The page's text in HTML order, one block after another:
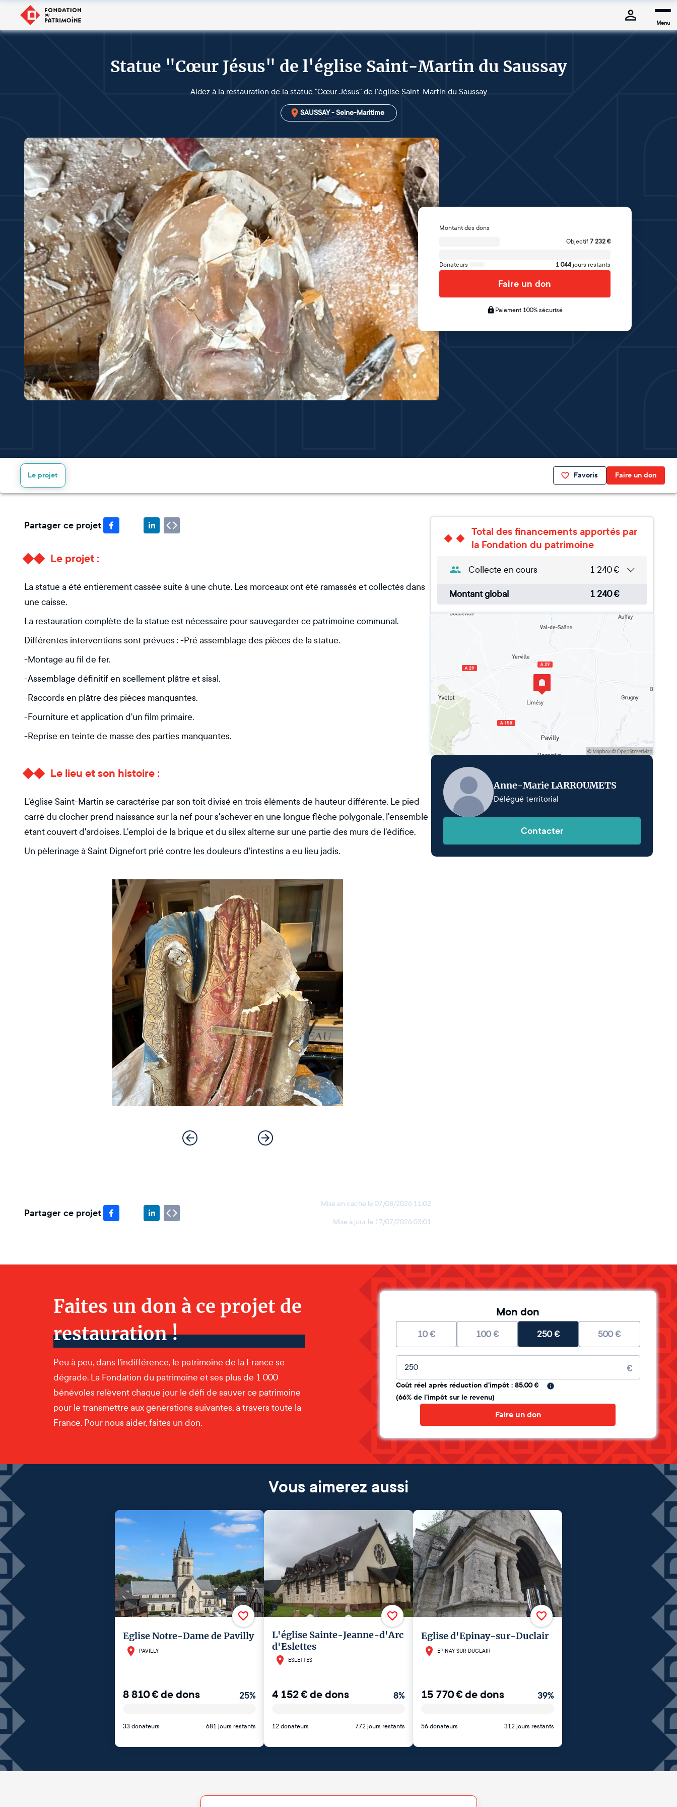
Menu
Statue "Cœur Jésus" de l'église Saint-Martin du Saussay
Aidez à la restauration de la statue "Cœur Jésus" de l'église Saint-Martin du Saussay
SAUSSAY - Seine-Maritime
Montant des dons
Objectif 7 232 €
Donateurs 1 044 jours restants
Faire un don
Paiement 100% sécurisé
Favoris Faire un don
Le projet
Partager ce projet
Le projet :
La statue a été entièrement cassée suite à une chute. Les morceaux ont été ramassés et collectés dans
une caisse.
La restauration complète de la statue est nécessaire pour sauvegarder ce patrimoine communal.
Différentes interventions sont prévues : -Pré assemblage des pièces de la statue.
-Montage au fil de fer.
-Assemblage définitif en scellement plâtre et sisal.
-Raccords en plâtre des pièces manquantes.
-Fourniture et application d'un film primaire.
-Reprise en teinte de masse des parties manquantes.
Le lieu et son histoire :
L'église Saint-Martin se caractérise par son toit divisé en trois éléments de hauteur différente. Le pied
carré du clocher prend naissance sur la nef pour s'achever en une longue flèche polygonale, l'ensemble
étant couvert d'ardoises. L'emploi de la brique et du silex alterne sur une partie des murs de l'édifice.
Un pèlerinage à Saint Dignefort prié contre les douleurs d'intestins a eu lieu jadis.
Partager ce projet
Mise en cache le 07/08/2026 11:02
Mise à jour le 17/07/2026 03:01
Total des financements apportés par
la Fondation du patrimoine
Collecte en cours 1 240€
Montant global 1 240€
Anne-Marie LARROUMETS
Délégué territorial
Contacter
Faites un don à ce projet de
restauration !
Peu à peu, dans l'indifférence, le patrimoine de la France se
dégrade. La Fondation du patrimoine et ses plus de 1 000
bénévoles relèvent chaque jour le défi de sauver ce patrimoine
pour le transmettre aux générations suivantes, à travers toute la
France. Pour nous aider, faites un don.
Mon don
10€ 100€ 250€ 500€
Montant libre €
Coût réel après réduction d'impôt : 85.00 €
(66% de l'impôt sur le revenu)
Faire un don
Vous aimerez aussi
Eglise Notre-Dame de Pavilly
PAVILLY
8 810€de dons 25%
33 donateurs 681 jours restants
L'église Sainte-Jeanne-d'Arc
d'Eslettes
ESLETTES
4 152€de dons 8%
12 donateurs 772 jours restants
Eglise d'Epinay-sur-Duclair
EPINAY SUR DUCLAIR
15 770€de dons 39%
56 donateurs 312 jours restants